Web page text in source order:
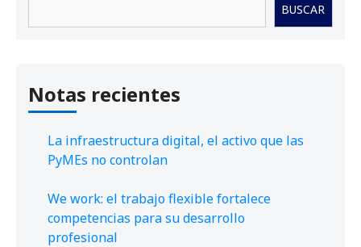
BUSCAR
Notas recientes
La infraestructura digital, el activo que las
PyMEs no controlan
We work: el trabajo flexible fortalece
competencias para su desarrollo
profesional